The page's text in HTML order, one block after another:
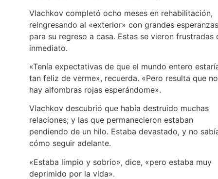
Vlachkov completó ocho meses en rehabilitación,
reingresando al «exterior» con grandes esperanzas
para su regreso a casa. Estas se vieron frustradas
inmediato.
«Tenía expectativas de que el mundo entero
tan feliz de verme», recuerda. «Pero resulta que no
hay alfombras rojas esperándome».
Vlachkov descubrió que había destruido muchas
relaciones; y las que permanecieron estaban
pendiendo de un hilo. Estaba devastado, y no
cómo seguir adelante.
«Estaba limpio y sobrio», dice, «pero estaba muy
deprimido por la vida».